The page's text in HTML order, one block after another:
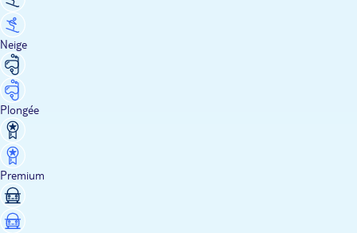
Neige
Plongée
Premium